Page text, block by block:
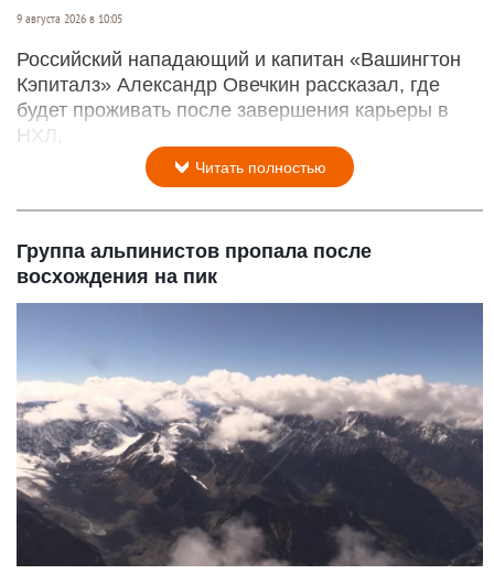
9 августа 2026 в 10:05
Российский нападающий и капитан «Вашингтон
Кэпиталз» Александр Овечкин рассказал, где
будет проживать после завершения карьеры в
НХЛ,
Читать полностью
Группа альпинистов пропала после
восхождения на пик